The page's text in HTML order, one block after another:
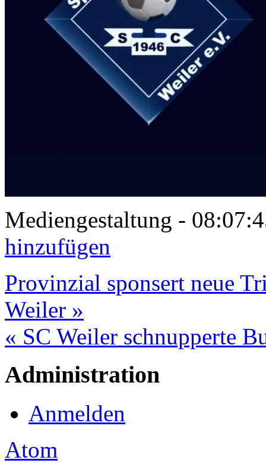
Mediengestaltung -
hinzufügen
Provinzial sponsert neue
Weiler »
« SC Weiler schnupperte
Administration
Anmelden
Atom